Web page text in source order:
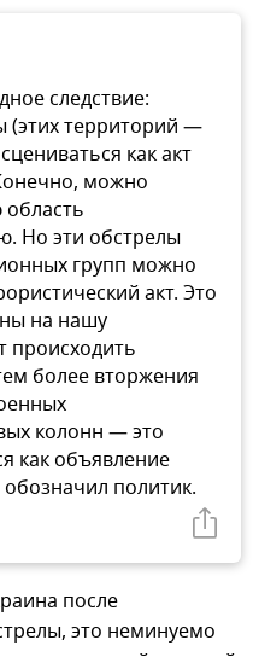
следствие:
(этих территорий —
как акт
можно
область
Но эти обстрелы
групп можно
акт. Это
на нашу
происходить
более вторжения
колонн — это
как объявление
политик.
после
это неминуемо